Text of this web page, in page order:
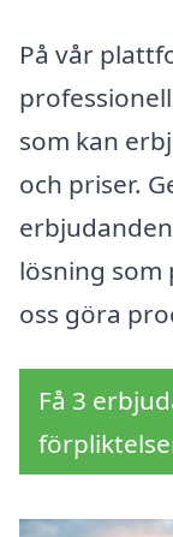
På vår
som kan
och priser.
lösning som
oss göra
Få 3